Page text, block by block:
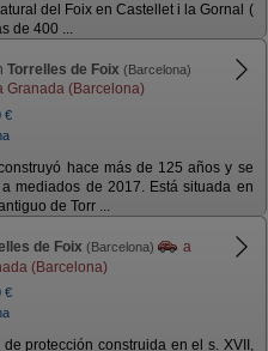
del Foix en Castellet i la Gornal (
de 400 ...
Torrelles de Foix (Barcelona)
Granada (Barcelona)
€
hace más de 125 años y se
mediados de 2017. Está situada en
de Torr ...
de Foix (Barcelona)
a
(Barcelona)
€
protección construida en el s. XVII,